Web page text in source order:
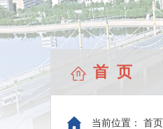
首 页
当前位置： 首页